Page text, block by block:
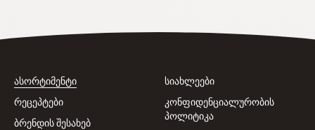
ასორტიმენტი
რეცეპტები
ბრენდის შესახებ
სიახლეები
კონფიდენციალურობის
პოლიტიკა